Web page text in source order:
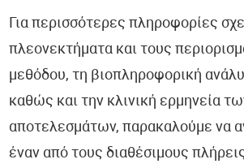
Για περισσότερες πληροφορίες
πλεονεκτήματα και τους
μεθόδου, τη βιοπληροφορική
καθώς και την κλινική ερμηνεία
αποτελεσμάτων, παρακαλούμε να
έναν από τους διαθέσιμους